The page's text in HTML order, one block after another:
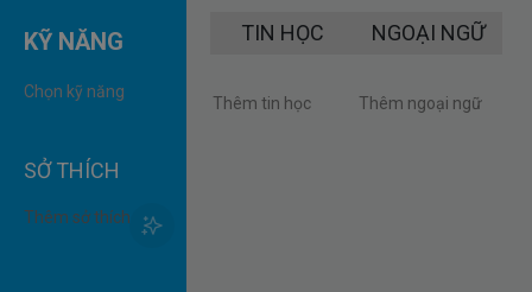
KỸ NĂNG
SỞ THÍCH
TIN HỌC NGOẠI NGỮ